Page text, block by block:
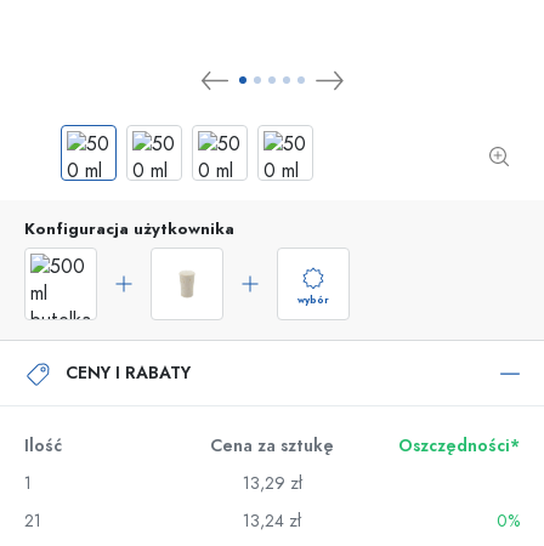
Konfiguracja użytkownika
wybór
CENY I RABATY
Ilość Cena za sztukę
Oszczędności*
1
13,29 zł
21
13,24 zł
0%